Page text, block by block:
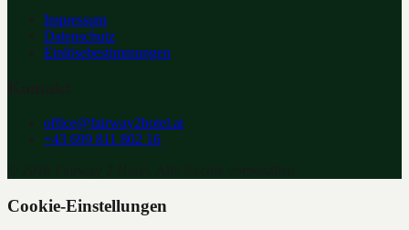
Impressum
Datenschutz
Einlösebestimmungen
office@fairway2hotel.at
+43 699 811 802 16
Cookie-Einstellungen